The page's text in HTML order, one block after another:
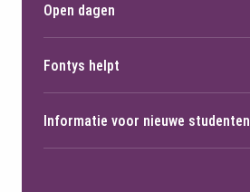
Open dagen
Fontys helpt
Informatie voor nieuwe studenten